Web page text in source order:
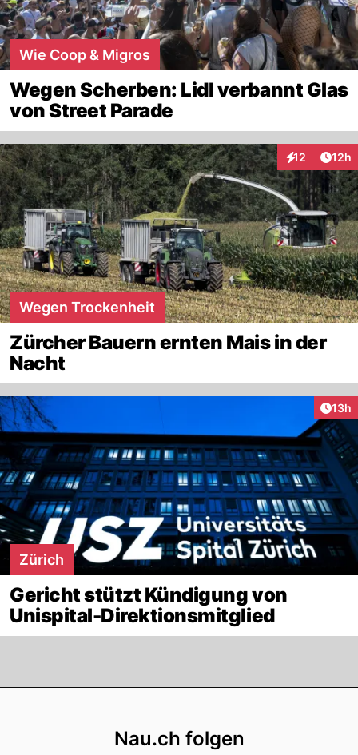
Wie Coop & Migros
Wegen Scherben: Lidl verbannt Glas
von Street Parade
12
Interaktionen
12h
Wegen Trockenheit
Zürcher Bauern ernten Mais in der
Nacht
13h
Zürich
Gericht stützt Kündigung von
Unispital-Direktionsmitglied
Nau.ch folgen